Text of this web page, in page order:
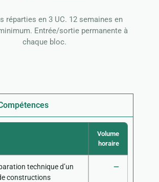
réparties en 3 UC. 12 semaines en
Entrée/sortie permanente à
chaque bloc.
Volume
horaire
technique d’un
constructions
—